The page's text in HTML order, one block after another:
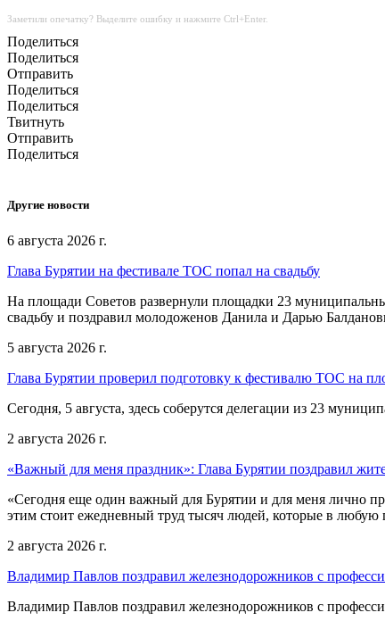
Заметили опечатку? Выделите ошибку и нажмите Ctrl+Enter.
Поделиться
Поделиться
Отправить
Поделиться
Поделиться
Твитнуть
Отправить
Поделиться
Другие новости
6 августа 2026 г.
Глава Бурятии на фестивале ТОС попал на свадьбу
На площади Советов развернули площадки 23
свадьбу и поздравил молодоженов Данила и Дарью
5 августа 2026 г.
Глава Бурятии проверил подготовку к фестивалю ТОС на
Сегодня, 5 августа, здесь соберутся делегации из 23
2 августа 2026 г.
«Важный для меня праздник»: Глава Бурятии поздравил
«Сегодня еще один важный для Бурятии и для меня лично
этим стоит ежедневный труд тысяч людей, которые в любую
2 августа 2026 г.
Владимир Павлов поздравил железнодорожников с
Владимир Павлов поздравил железнодорожников с